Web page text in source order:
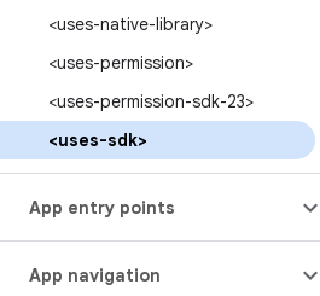
<uses-native-library>
<uses-permission>
<uses-permission-sdk-23>
<uses-sdk>
App entry points
App navigation